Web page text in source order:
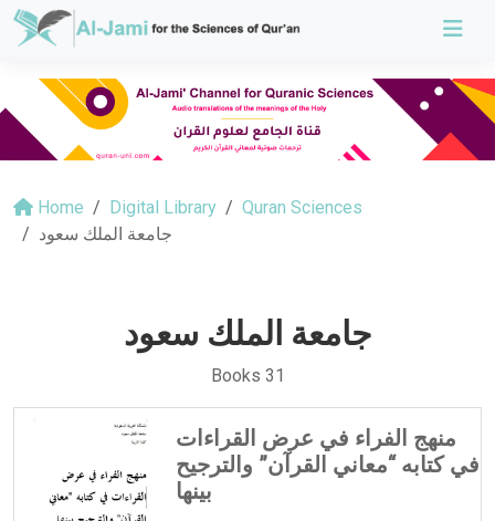
Home Digital Library
Quran Sciences
جامعة الملك سعود
جامعة الملك سعود
Books 31
منهج الفراء في عرض القراءات
في كتابه “معاني القرآن” والترجيح
بينها